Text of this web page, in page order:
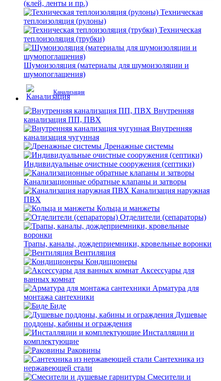
(клей, ленты и пр.)
Техническая
теплоизоляция (рулоны)
Техническая
теплоизоляция (трубки)
Шумоизоляция (материалы для шумоизоляции и
шумопоглащения)
Канализация
Внутренняя
канализация ПП, ПВХ
Внутренняя
канализация чугунная
Дренажные системы
Индивидуальные очистные сооружения (септики)
Канализационные обратные клапаны и затворы
Канализация наружная
ПВХ
Кольца и манжеты
Отделители (сепараторы)
Трапы, каналы, дождеприемники, кровельные воронки
Вентиляция
Кондиционеры
Аксессуары для
ванных комнат
Арматура для
монтажа сантехники
Биде
Душевые
поддоны, кабины и ограждения
Инсталляции и
комплектующие
Раковины
Сантехника из
нержавеющей стали
Смесители и